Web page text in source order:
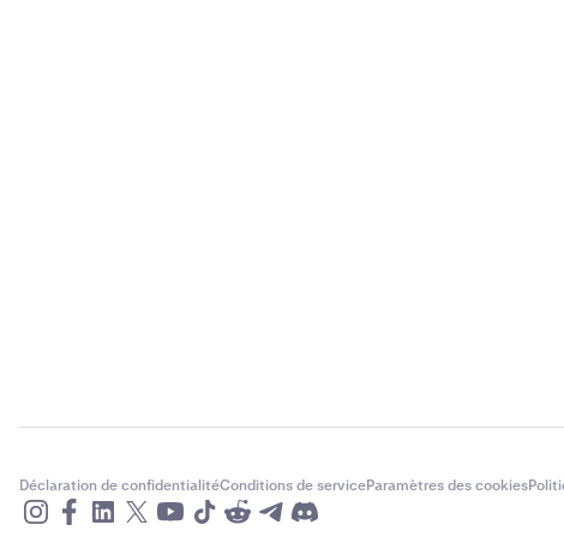
Déclaration de confidentialitéConditions de serviceParamètres des cookies